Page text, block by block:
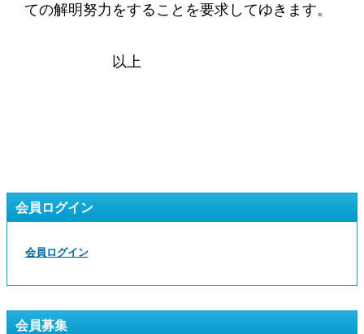
ての解明努力をすることを要求してゆきます。
以上
会員ログイン
会員ログイン
会員募集